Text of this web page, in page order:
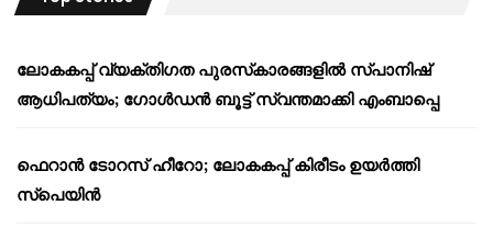
ലോകകപ്പ് വ്യക്തിഗത പുരസ്‌കാരങ്ങളിൽ സ്പാനിഷ്
ആധിപത്യം; ഗോൾഡൻ ബൂട്ട് സ്വന്തമാക്കി എംബാപ്പെ
ഫെറാൻ ടോറസ് ഹീറോ; ലോകകപ്പ് കിരീടം ഉയർത്തി
സ്പെയിൻ